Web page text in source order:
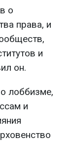
о
права, и
и
он.
лоббизме,
и